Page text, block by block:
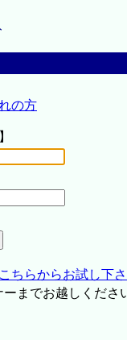
の方
ちらからお試し下
までお越しくださ